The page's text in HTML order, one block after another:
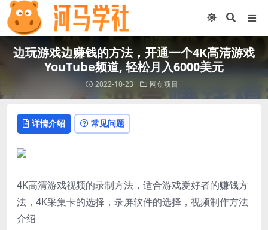
边玩游戏边赚钱的方法，开通一个4K高清游戏
YouTube频道, 轻松月入6000美元
2022-10-23 网创项目
详情介绍 常见问题
4K高清游戏视频的录制方法，适合游戏爱好者的赚钱方
法，4K采集卡的选择，录屏软件的选择，视频制作方法
介绍